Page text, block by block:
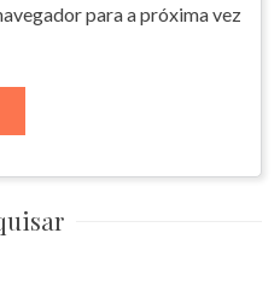
para a próxima vez